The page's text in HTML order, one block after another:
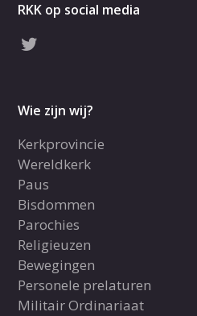
RKK op social media
Wie zijn wij?
Kerkprovincie
Wereldkerk
Paus
Bisdommen
Parochies
Religieuzen
Bewegingen
Personele prelaturen
Militair Ordinariaat